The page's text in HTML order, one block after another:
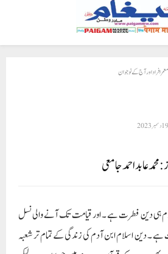
معمر افراد اور آج کے نوجوان
19 دسمبر 2023
: محمد عابد احمد جامعی
ہی دین فطرت ہے ۔ اور قیامت تک آنے والی نسل
ہے ۔ دین اسلام ابن آدم کی زندگی کے تمام تر شعبہ